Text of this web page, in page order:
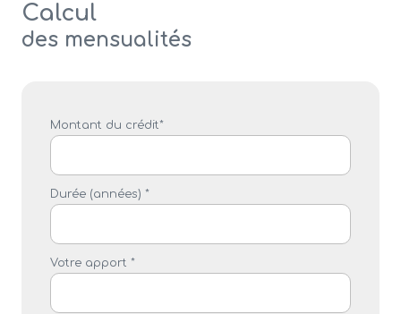
Calcul
des mensualités
Montant du crédit*
Durée (années) *
Votre apport *